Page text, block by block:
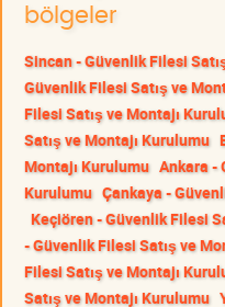
bölgeler
Sincan - Güvenlik Filesi
Güvenlik Filesi Satış ve
Filesi Satış ve Montajı
Satış ve Montajı Kurulumu
Montajı Kurulumu Ankara -
Kurulumu Çankaya -
Keçiören - Güvenlik Filesi
- Güvenlik Filesi Satış ve
Filesi Satış ve Montajı
Satış ve Montajı Kurulumu